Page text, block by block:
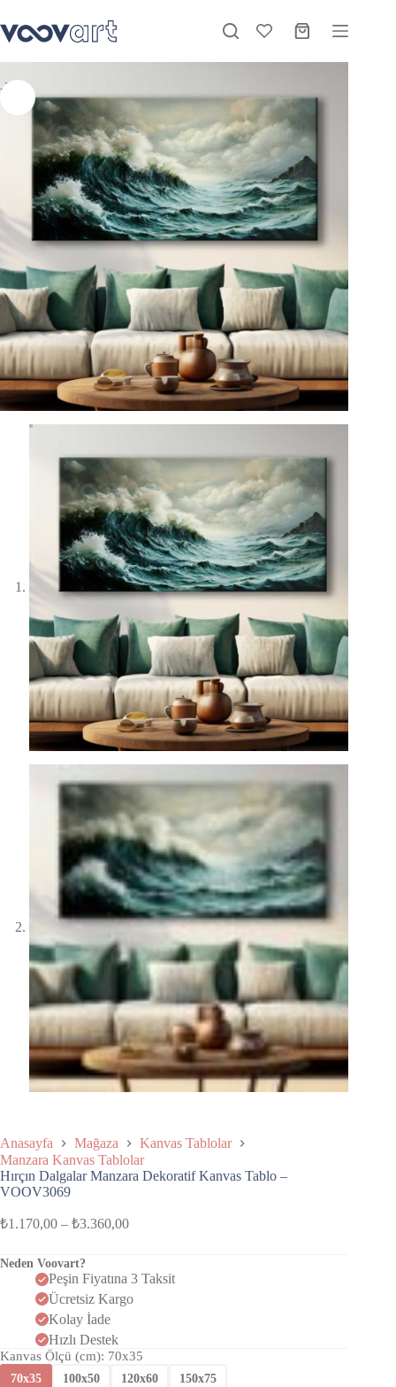
₺1.170,00 –₺3.360,00
-26%
Anasayfa Mağaza
Kanvas Tablolar
Manzara Kanvas Tablolar
Hırçın Dalgalar Manzara Dekoratif Kanvas Tablo –
VOOV3069
₺1.170,00 – ₺3.360,00
Neden Voovart?
Peşin Fiyatına 3 Taksit
Ücretsiz Kargo
Kolay İade
Hızlı Destek
Kanvas Ölçü (cm): 70x35
70x35 100x50 120x60 150x75